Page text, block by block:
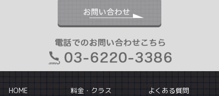
HOME 料金・クラス
よくある質問